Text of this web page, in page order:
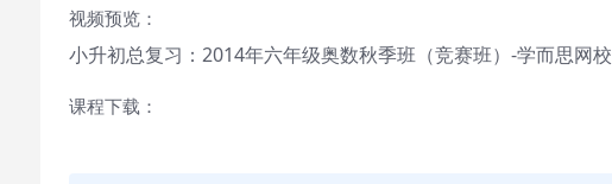
视频预览：
小升初总复习：2014年六年级奥数秋季班（竞赛班）-学而思网校
课程下载：